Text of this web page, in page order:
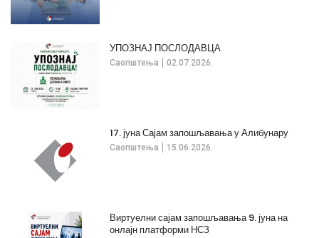
Саопштења 02.07.2026.
УПОЗНАЈ ПОСЛОДАВЦА
Саопштења 15.06.2026.
17. јуна Сајам запошљавања у Алибунару
Виртуелни сајам запошљавања 9. јуна на
онлајн платформи НСЗ